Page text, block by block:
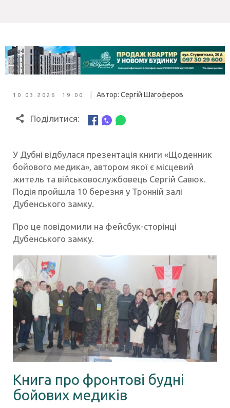
10.03.2026 19:00 Автор: Сергій Шагоферов
Поділитися:
У Дубні відбулася презентація книги «Щоденник
бойового медика», автором якої є місцевий
житель та військовослужбовець Сергій Савюк.
Подія пройшла 10 березня у Тронній залі
Дубенського замку.
Про це повідомили на фейсбук-сторінці
Дубенського замку.
Книга про фронтові будні
бойових медиків